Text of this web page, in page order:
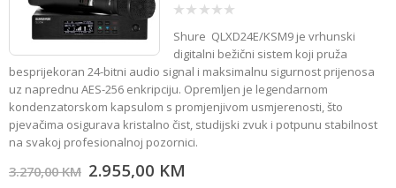
out
of
5
Shure QLXD24E/KSM9 je vrhunski
digitalni bežični sistem koji pruža
besprijekoran 24-bitni audio signal i maksimalnu sigurnost prijenosa
uz naprednu AES-256 enkripciju. Opremljen je legendarnom
kondenzatorskom kapsulom s promjenjivom usmjerenosti, što
pjevačima osigurava kristalno čist, studijski zvuk i potpunu stabilnost
na svakoj profesionalnoj pozornici.
3.270,00KM 2.955,00 KM